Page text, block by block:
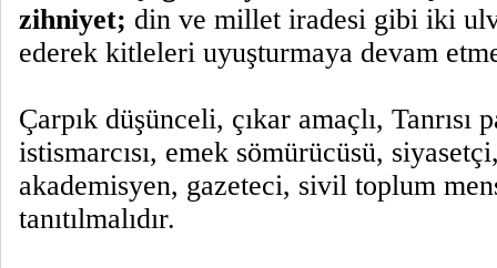
zihniyet; din ve millet iradesi gibi iki
ederek kitleleri uyuşturmaya devam
Çarpık düşünceli, çıkar amaçlı, Tanrısı
istismarcısı, emek sömürücüsü,
akademisyen, gazeteci, sivil toplum
tanıtılmalıdır.